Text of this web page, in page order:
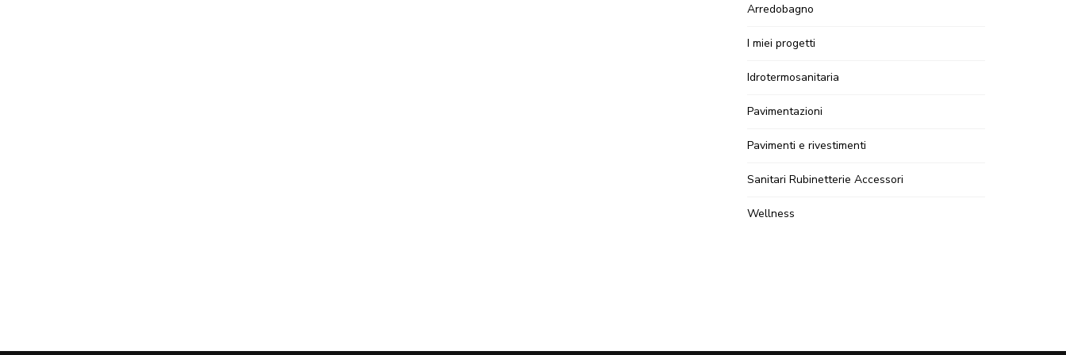
Arredobagno
I miei progetti
Idrotermosanitaria
Pavimentazioni
Pavimenti e rivestimenti
Sanitari Rubinetterie Accessori
Wellness